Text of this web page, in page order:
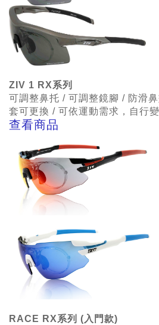
ZIV 1 RX系列
可調整鼻托 / 可調整鏡腳 / 防滑
套可更換 / 可依運動需求，自行
查看商品
RACE RX系列 (入門款)